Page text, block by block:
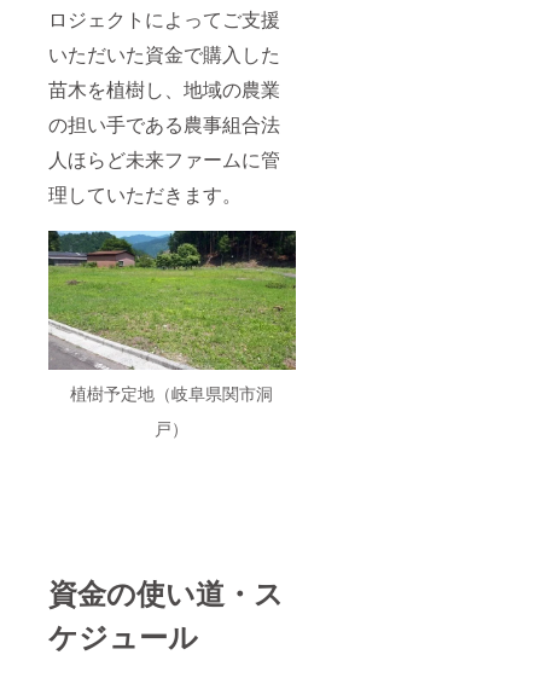
ロジェクトによってご支援
いただいた資金で購入した
苗木を植樹し、地域の農業
の担い手である農事組合法
人ほらど未来ファームに管
理していただきます。
植樹予定地（岐阜県関市洞
戸）
資金の使い道・ス
ケジュール